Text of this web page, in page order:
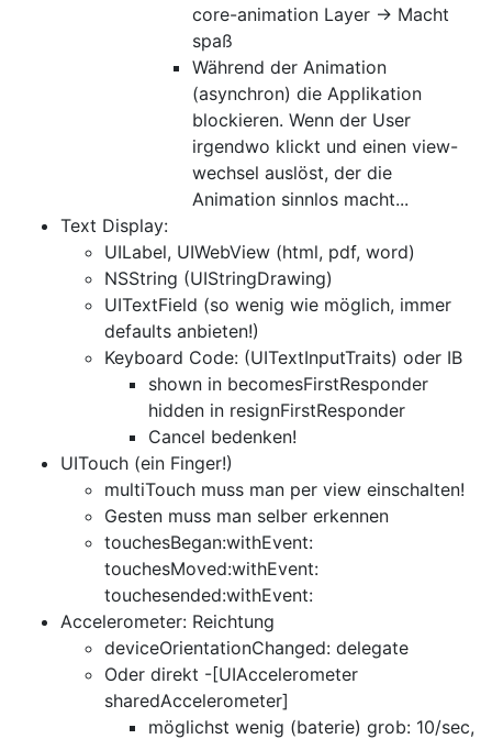
core-animation Layer -> Macht
spaß
Während der Animation
(asynchron) die Applikation
blockieren. Wenn der User
irgendwo klickt und einen view-
wechsel auslöst, der die
Animation sinnlos macht...
Text Display:
UILabel, UIWebView (html, pdf, word)
NSString (UIStringDrawing)
UITextField (so wenig wie möglich, immer
defaults anbieten!)
Keyboard Code: (UITextInputTraits) oder IB
shown in becomesFirstResponder
hidden in resignFirstResponder
Cancel bedenken!
UITouch (ein Finger!)
multiTouch muss man per view einschalten!
Gesten muss man selber erkennen
touchesBegan:withEvent:
touchesMoved:withEvent:
touchesended:withEvent:
Accelerometer: Reichtung
deviceOrientationChanged: delegate
Oder direkt -[UIAccelerometer
sharedAccelerometer]
möglichst wenig (baterie) grob: 10/sec,